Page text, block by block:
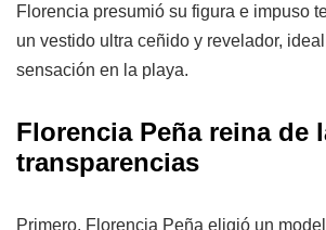
Florencia presumió su figura e impuso
un vestido ultra ceñido y revelador,
sensación en la playa.
Florencia Peña reina de
transparencias
Primero, Florencia Peña eligió un